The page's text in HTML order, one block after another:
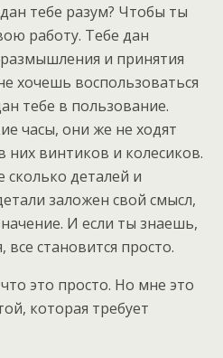
тебе разум? Чтобы ты
работу. Тебе дан
и принятия
хочешь воспользоваться
тебе в пользование.
часы, они же не ходят
них винтиков и колесиков.
деталей и
заложен свой смысл,
И если ты знаешь,
все становится просто.
это просто. Но мне это
которая требует